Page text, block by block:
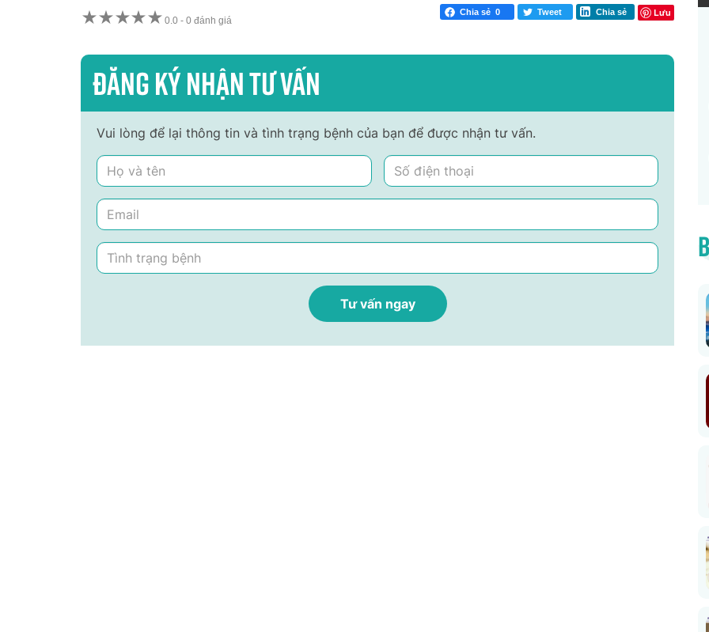
★★★★★ 0.0 -0 đánh giá
Chia sẻ 0 Tweet Chia sẻ Lưu
Đăng ký nhận tư vấn
Vui lòng để lại thông tin và tình trạng bệnh của bạn để được nhận tư vấn.